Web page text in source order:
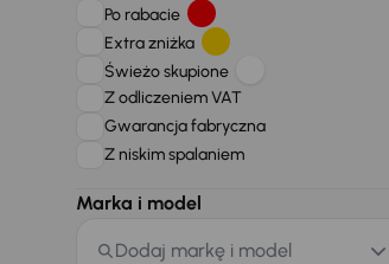
Po rabacie
Extra zniżka
Świeżo skupione
Z odliczeniem VAT
Gwarancja fabryczna
Z niskim spalaniem
Marka i model
Dodaj markę i model